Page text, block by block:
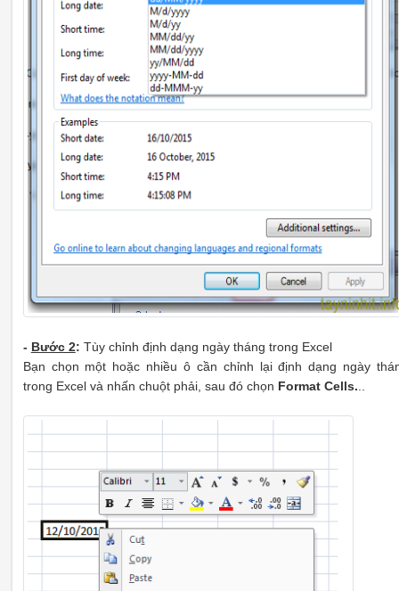
- Bước 2: Tùy chỉnh định dạng ngày tháng trong Excel
Bạn chọn một hoặc nhiều ô cần chỉnh lại định dạng ngày
trong Excel và nhấn chuột phải, sau đó chọn Format Cells.